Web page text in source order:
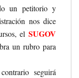
un petitorio y
nos dice
el SUGOV
un rubro para
seguirá